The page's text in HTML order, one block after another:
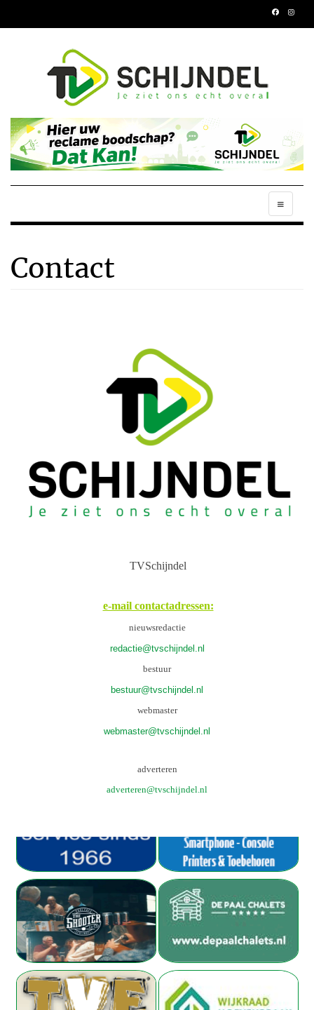
Contact
TVSchijndel
e-mail contactadressen:
nieuwsredactie
redactie@tvschijndel.nl
bestuur
bestuur@tvschijndel.nl
webmaster
webmaster@tvschijndel.nl
adverteren
adverteren@tvschijndel.nl